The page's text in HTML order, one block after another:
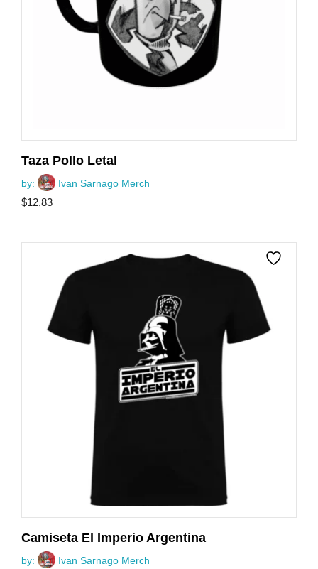
Taza Pollo Letal
by: Ivan Sarnago Merch
$12,83
Camiseta El Imperio Argentina
by: Ivan Sarnago Merch